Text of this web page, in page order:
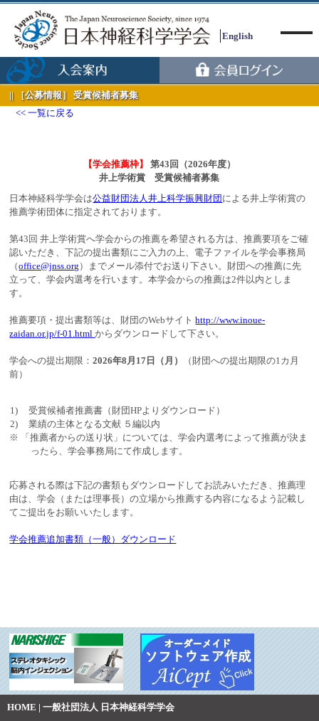
English
［公募情報］ 受賞候補者募集
一覧に戻る
【学会推薦枠】
第43回（2026年度）
井上学術賞 受賞候補者募集
日本神経科学学会は公益財団法人井上科学振興財団による井上学術賞の
推薦学術団体に指定されております。
第43回 井上学術賞へ学会からの推薦を希望される方は、推薦要項をご確
認いただき、下記の提出書類にご入力の上、電子ファイルを学会事務局
（office@jnss.org ）までメール添付でお送り下さい。財団への推薦に先
立って、学会内選考を行います。本学会からの推薦は2件以内としま
す。
推薦要項・提出書類等は、財団のWebサイトhttp://www.inoue-
zaidan.or.jp/f-01.htmlからダウンロードして下さい。
学会への提出期限：2026年8月17日（月）
（財団への提出期限の1カ月
前）
受賞候補者推薦書（財団HPよりダウンロード）
業績の主体となる文献 ５編以内
「推薦者からの送り状」については、学会内選考によって推薦が決ま
ったら、学会事務局にて作成します。
応募される際は下記の書類もダウンロードしてお読みいただき、推薦理
由は、学会（または理事長）の立場から推薦する内容になるよう記載し
てご提出をお願いいたします。
学会推薦追加書類（一般）ダウンロード
HOME | 一般社団法人 日本神経科学学会